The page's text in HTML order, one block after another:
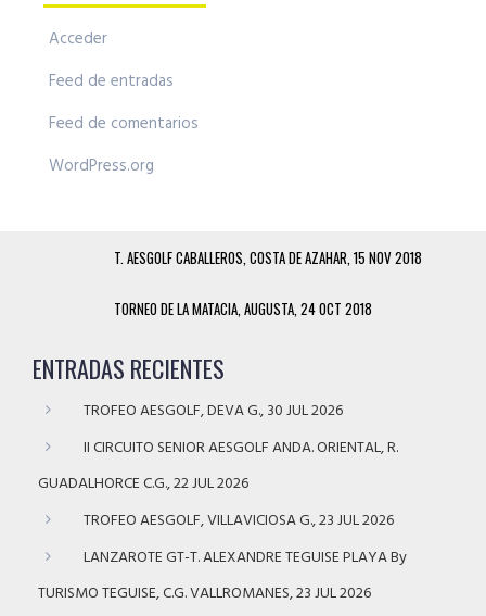
Acceder
Feed de entradas
Feed de comentarios
WordPress.org
T. AESGOLF CABALLEROS, COSTA DE AZAHAR, 15 NOV 2018
TORNEO DE LA MATACIA, AUGUSTA, 24 OCT 2018
ENTRADAS RECIENTES
TROFEO AESGOLF, DEVA G., 30 JUL 2026
II CIRCUITO SENIOR AESGOLF ANDA. ORIENTAL, R.
GUADALHORCE C.G., 22 JUL 2026
TROFEO AESGOLF, VILLAVICIOSA G., 23 JUL 2026
LANZAROTE GT-T. ALEXANDRE TEGUISE PLAYA By
TURISMO TEGUISE, C.G. VALLROMANES, 23 JUL 2026